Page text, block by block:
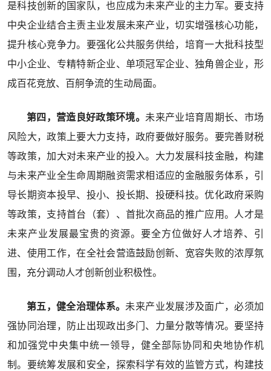
是科技创新的国家队，也应成为未来产业的主力军。要支持
中央企业结合主责主业发展未来产业，切实增强核心功能，
提升核心竞争力。要强化公共服务供给，培育一大批科技型
中小企业、专精特新企业、单项冠军企业、独角兽企业，形
成百花竞放、百舸争流的生动局面。
第四，营造良好政策环境。 未来产业培育周期长、市场
风险大，政策上要大力支持，政府要做好服务。要完善财税
等政策，加大对未来产业的投入。大力发展科技金融，构建
与未来产业全生命周期融资需求相适应的金融服务体系，引
导长期资本投早、投小、投长期、投硬科技。优化政府采购
等政策，支持首台（套）、首批次商品的推广应用。人才是
未来产业发展最宝贵的资源。要全方位做好人才培养、引
进、使用工作，在全社会营造鼓励创新、宽容失败的浓厚氛
围，充分调动人才创新创业积极性。
第五，健全治理体系。 未来产业发展涉及面广，必须加
强协同治理，防止出现政出多门、力量分散等情况。要坚持
和加强党中央集中统一领导，健全部际协同和央地协作机
制。要统筹发展和安全，探索科学有效的监管方式，构建技